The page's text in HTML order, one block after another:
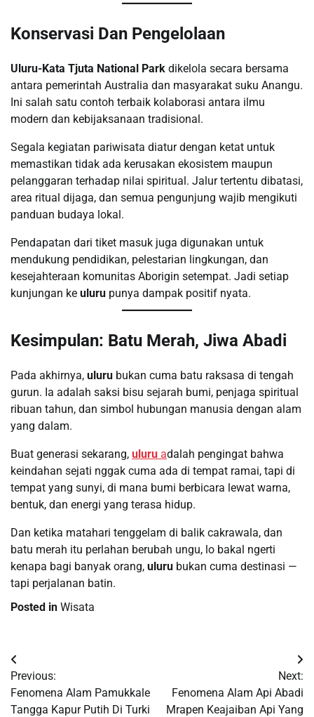
Konservasi Dan Pengelolaan
Uluru-Kata Tjuta National Park dikelola secara bersama
antara pemerintah Australia dan masyarakat suku Anangu.
Ini salah satu contoh terbaik kolaborasi antara ilmu
modern dan kebijaksanaan tradisional.
Segala kegiatan pariwisata diatur dengan ketat untuk
memastikan tidak ada kerusakan ekosistem maupun
pelanggaran terhadap nilai spiritual. Jalur tertentu dibatasi,
area ritual dijaga, dan semua pengunjung wajib mengikuti
panduan budaya lokal.
Pendapatan dari tiket masuk juga digunakan untuk
mendukung pendidikan, pelestarian lingkungan, dan
kesejahteraan komunitas Aborigin setempat. Jadi setiap
kunjungan ke uluru punya dampak positif nyata.
Kesimpulan: Batu Merah, Jiwa Abadi
Pada akhirnya, uluru bukan cuma batu raksasa di tengah
gurun. Ia adalah saksi bisu sejarah bumi, penjaga spiritual
ribuan tahun, dan simbol hubungan manusia dengan alam
yang dalam.
Buat generasi sekarang, uluru adalah pengingat bahwa
keindahan sejati nggak cuma ada di tempat ramai, tapi di
tempat yang sunyi, di mana bumi berbicara lewat warna,
bentuk, dan energi yang terasa hidup.
Dan ketika matahari tenggelam di balik cakrawala, dan
batu merah itu perlahan berubah ungu, lo bakal ngerti
kenapa bagi banyak orang, uluru bukan cuma destinasi —
tapi perjalanan batin.
Posted in Wisata
Navigasi
pos
Previous:
Fenomena Alam Pamukkale
Tangga Kapur Putih Di Turki
Next:
Fenomena Alam Api Abadi
Mrapen Keajaiban Api Yang